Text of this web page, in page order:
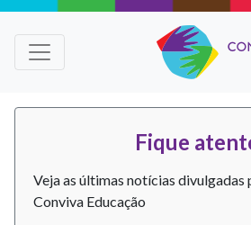
Fique
Veja as últimas notícias divulgadas
Conviva Educação